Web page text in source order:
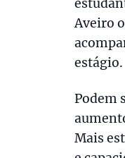
Aveiro
estágio.
Podem
Mais